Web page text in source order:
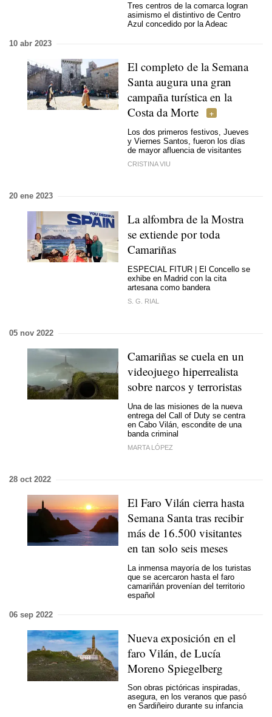
Tres centros de la comarca logran
asimismo el distintivo de Centro
Azul concedido por la Adeac
10 abr 2023
El completo de la Semana
Santa augura una gran
campaña turística en la
Costa da Morte
Los dos primeros festivos, Jueves
y Viernes Santos, fueron los días
de mayor afluencia de visitantes
CRISTINA VIU
20 ene 2023
La alfombra de la Mostra
se extiende por toda
Camariñas
ESPECIAL FITUR | El Concello se
exhibe en Madrid con la cita
artesana como bandera
S. G. RIAL
05 nov 2022
Camariñas se cuela en un
videojuego hiperrealista
sobre narcos y terroristas
Una de las misiones de la nueva
entrega del Call of Duty se centra
en Cabo Vilán, escondite de una
banda criminal
MARTA LÓPEZ
28 oct 2022
El Faro Vilán cierra hasta
Semana Santa tras recibir
más de 16.500 visitantes
en tan solo seis meses
La inmensa mayoría de los turistas
que se acercaron hasta el faro
camariñán provenían del territorio
español
06 sep 2022
Nueva exposición en el
faro Vilán, de Lucía
Moreno Spiegelberg
Son obras pictóricas inspiradas,
asegura, en los veranos que pasó
en Sardiñeiro durante su infancia